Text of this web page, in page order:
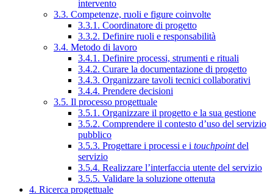
intervento
3.3. Competenze, ruoli e figure coinvolte
3.3.1. Coordinatore di progetto
3.3.2. Definire ruoli e responsabilità
3.4. Metodo di lavoro
3.4.1. Definire processi, strumenti e rituali
3.4.2. Curare la documentazione di progetto
3.4.3. Organizzare tavoli tecnici collaborativi
3.4.4. Prendere decisioni
3.5. Il processo progettuale
3.5.1. Organizzare il progetto e la sua gestione
3.5.2. Comprendere il contesto d’uso del servizio
pubblico
3.5.3. Progettare i processi e i touchpointdel
servizio
3.5.4. Realizzare l’interfaccia utente del servizio
3.5.5. Validare la soluzione ottenuta
4. Ricerca progettuale